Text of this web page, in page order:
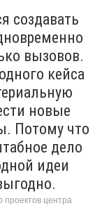
создавать
вызовов.
кейса
новые
Потому что
дело
идеи
центра